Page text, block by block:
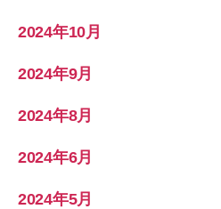
2024年10月
2024年9月
2024年8月
2024年6月
2024年5月